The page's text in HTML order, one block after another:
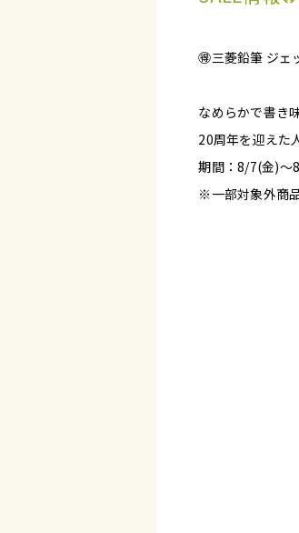
🉐三菱鉛筆 ジェ
なめらかで書き
20周年を迎えた
期間：8/7(金)～
※一部対象外商